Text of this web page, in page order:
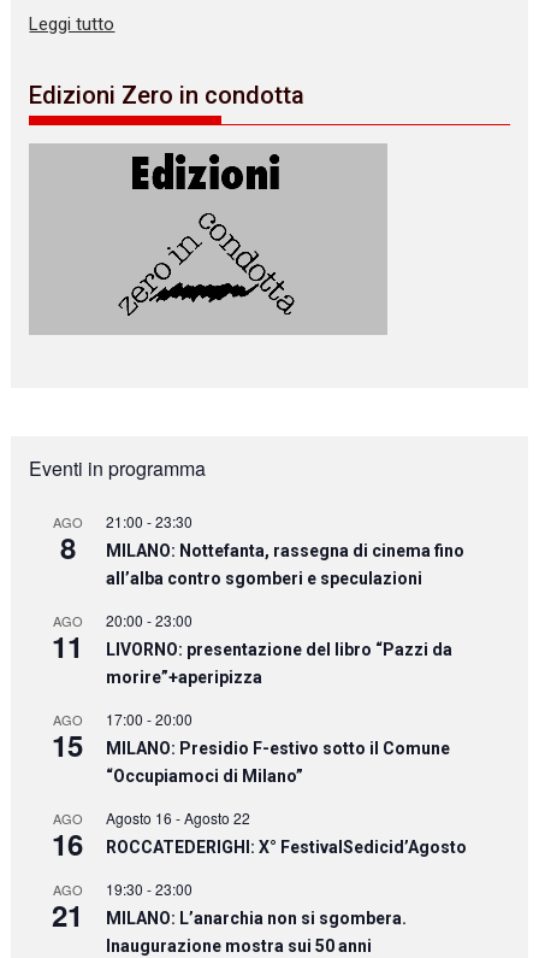
Leggi tutto
Edizioni Zero in condotta
Eventi in programma
AGO
8
21:00 -23:30
MILANO: Nottefanta, rassegna di cinema fino
all’alba contro sgomberi e speculazioni
AGO
11
20:00 -23:00
LIVORNO: presentazione del libro “Pazzi da
morire”+aperipizza
AGO
15
17:00 -20:00
MILANO: Presidio F-estivo sotto il Comune
“Occupiamoci di Milano”
AGO
16
Agosto 16 -Agosto 22
ROCCATEDERIGHI: X° FestivalSedicid’Agosto
AGO
21
19:30 -23:00
MILANO: L’anarchia non si sgombera.
Inaugurazione mostra sui 50 anni